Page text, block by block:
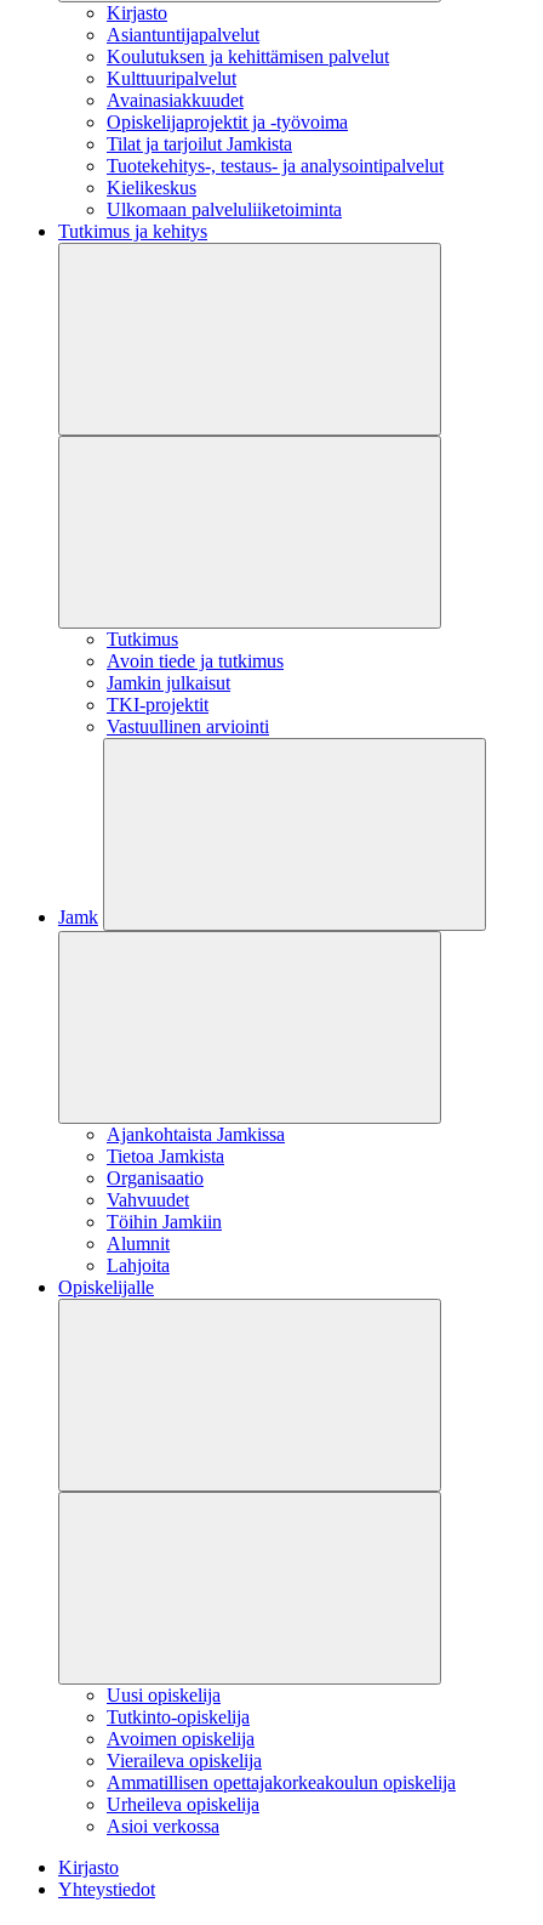
Kirjasto
Asiantuntijapalvelut
Koulutuksen ja kehittämisen palvelut
Kulttuuripalvelut
Avainasiakkuudet
Opiskelijaprojektit​ ja -työvoima
Tilat ja tarjoilut Jamkista
Tuotekehitys-, testaus- ja analysointipalvelut
Kielikeskus
Ulkomaan palveluliiketoiminta
Tutkimus ja kehitys
Tutkimus
Avoin tiede ja tutkimus
Jamkin julkaisut
TKI-projektit
Vastuullinen arviointi
Jamk
Ajankohtaista Jamkissa
Tietoa Jamkista
Organisaatio
Vahvuudet
Töihin Jamkiin
Alumnit
Lahjoita
Opiskelijalle
Uusi opiskelija
Tutkinto-opiskelija
Avoimen opiskelija
Vieraileva opiskelija
Ammatillisen opettajakorkeakoulun opiskelija
Urheileva opiskelija
Asioi verkossa
Kirjasto
Yhteystiedot